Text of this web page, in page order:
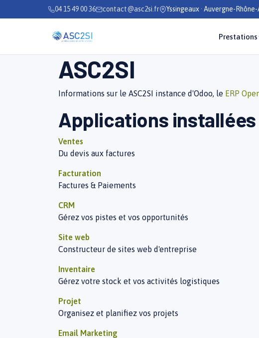
Se rendre au contenu04 15 49 00 36 contact@asc2si.fr Yssingeaux · Auvergne-
Prestations
ASC2SI
Informations sur le ASC2SI instance d'Odoo, le ERP
Applications installées
Ventes
Du devis aux factures
Facturation
Factures & Paiements
CRM
Gérez vos pistes et vos opportunités
Site web
Constructeur de sites web d'entreprise
Inventaire
Gérez votre stock et vos activités logistiques
Projet
Organisez et planifiez vos projets
Email Marketing